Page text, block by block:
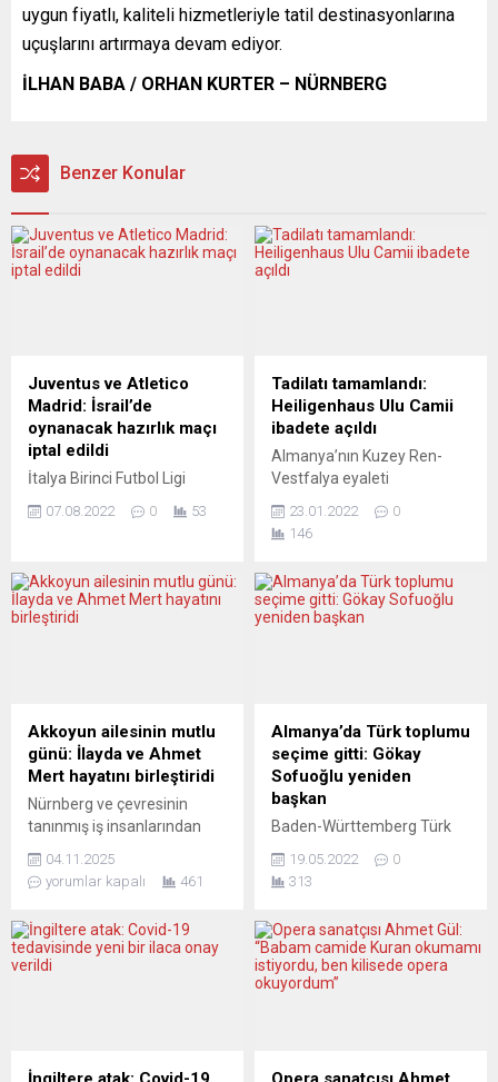
uygun fiyatlı, kaliteli hizmetleriyle tatil destinasyonlarına
uçuşlarını artırmaya devam ediyor.
İLHAN BABA / ORHAN KURTER – NÜRNBERG
Benzer Konular
Juventus ve Atletico
Madrid: İsrail’de
oynanacak hazırlık maçı
iptal edildi
İtalya Birinci Futbol Ligi
Juventus ile İspanya Birinci
arasında İsrail’de
oynanması planlanan
internet sitesinden yaptığı
açıklamada, ”Maçın
organizatörü Comtec Grup,
Juventus ve Atletico Madrid,
mevcut güvenlik durumu
nedeniyle...
07.08.2022 0 53
Tadilatı tamamlandı:
Heiligenhaus Ulu Camii
ibadete açıldı
Almanya’nın Kuzey Ren-
Vestfalya eyaleti
tadilatı tamamlanan Diyanet
İşleri Türk İslam Birliği’ne
yeniden ibadete açıldı.
1905 yılında tren istasyonu
camiye dönüştürülmüştü.
Ancak 30 yılı aşkın
Heiligenhaus şehrinde
hizmet...
23.01.2022
0
146
Akkoyun ailesinin mutlu
günü: İlayda ve Ahmet
Mert hayatını birleştiridi
Nürnberg ve çevresinin
tanınmış iş insanlarından
Mert’in düğün heyecanını
dostlarıyla paylaştı. Ahmet
Nürnberg’in zarif
gençlerinden İlayda, Fürth
anlamlı gününde
04.11.2025
yorumlar kapalı
461
Almanya’da Türk toplumu
seçime gitti: Gökay
Sofuoğlu yeniden
başkan
Baden-Württemberg Türk
kurulunda yapılan seçimde
Gökay Sofuoğlu birkez daha
Württemberg Türk Toplumu
Derneği’nin (tgbw) Genel
Kurul Toplantısı yapıldı.
kurul toplantısında yapılan
19.05.2022
0
313